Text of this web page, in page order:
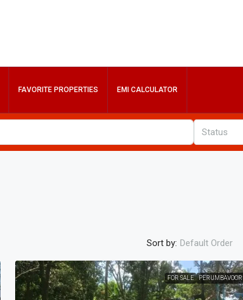
FAVORITE PROPERTIES EMI CALCULATOR
Status
Sort by: Default Order
FOR SALE PERUMBAVOOR